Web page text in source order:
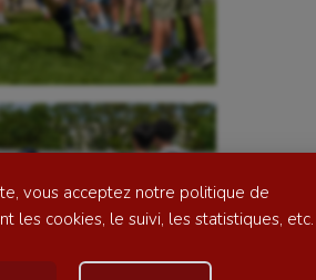
vous acceptez notre politique de
les cookies, le suivi, les statistiques, etc.
Korfbal
Longue paume
Moto
Natation artistique